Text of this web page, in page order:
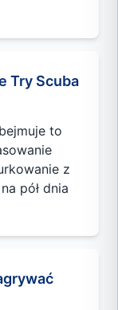
Try Scuba
to
z
pół dnia